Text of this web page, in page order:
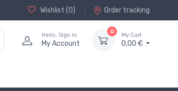
Wishlist (0) Order tracking
Hello, Sign in
My Account
0
My Cart
0,00 €